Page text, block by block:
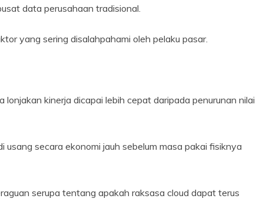
data perusahaan tradisional.
yang sering disalahpahami oleh pelaku pasar.
kinerja dicapai lebih cepat daripada penurunan nilai
secara ekonomi jauh sebelum masa pakai fisiknya
serupa tentang apakah raksasa cloud dapat terus